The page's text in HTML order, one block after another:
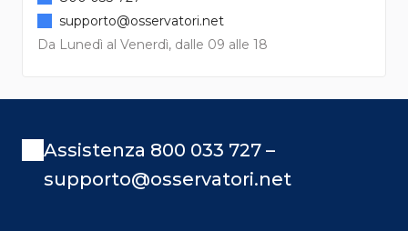
Da Lunedì al Venerdì, dalle 09 alle 18
supporto@osservatori.net
Assistenza 800 033 727 –
supporto@osservatori.net